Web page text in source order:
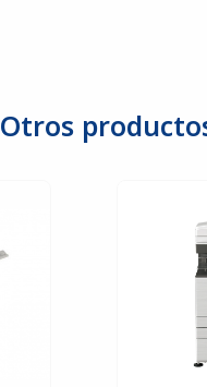
Otros